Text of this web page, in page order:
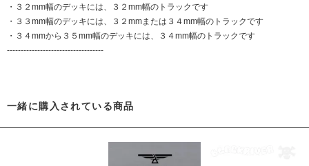
・３２mm幅のデッキには、３２mm幅のトラックです
・３３mm幅のデッキには、３２mmまたは３４mm幅のトラックです
・３４mmから３５mm幅のデッキには、３４mm幅のトラックです
-----------------------------------
一緒に購入されている商品